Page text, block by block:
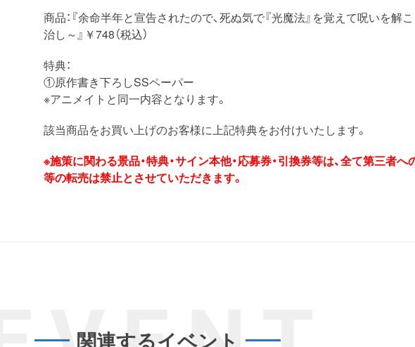
商品：『余命半年と宣告されたので、死ぬ気で『光魔法』を覚えて呪いを解
治し～』￥748（税込）
特典：
①原作書き下ろしSSペーパー
※アニメイトと同一内容となります。
該当商品をお買い上げのお客様に上記特典をお付けいたします。
※施策に関わる景品・特典・サイン本他・応募券・引換券等は、全て第三者
等の転売は禁止とさせていただきます。
関連するイベント